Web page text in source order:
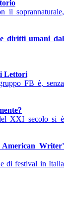
il soprannaturale,
diritti umani dal
Lettori
FB è, senza
XXI secolo si è
American Writer'
di festival in Italia